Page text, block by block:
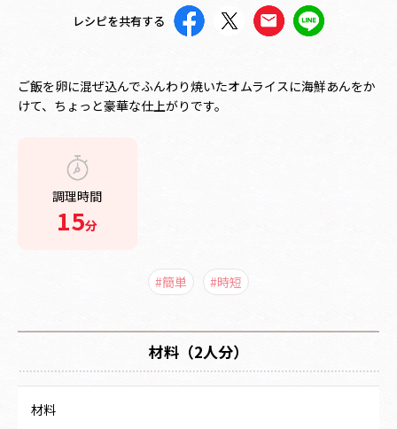
レシピを共有する
ご飯を卵に混ぜ込んでふんわり焼いたオムライスに海鮮あんをか
けて、ちょっと豪華な仕上がりです。
調理時間
15分
#簡単 #時短
材料（2人分）
材料